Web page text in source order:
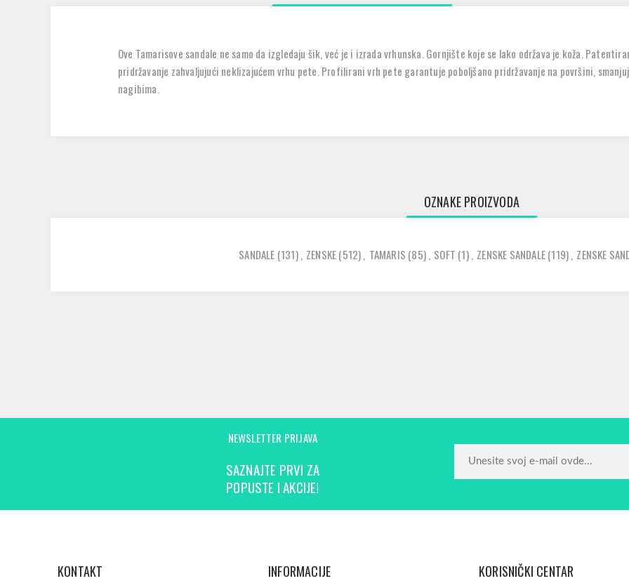
Ove Tamarisove sandale ne samo da izgledaju šik, već je i izrada vrhunska. Gornjište koje se lako održava je koža.
pridržavanje zahvaljujući neklizajućem vrhu pete. Profilirani vrh pete garantuje poboljšano pridržavanje na površini,
nagibima.
OZNAKE PROIZVODA
SANDALE (131), ZENSKE(512), TAMARIS (85), SOFT (1), ZENSKE SANDALE(119), ZENSKE
NEWSLETTER PRIJAVA
SAZNAJTE PRVI ZA
POPUSTE I AKCIJE!
KONTAKT INFORMACIJE KORISNIČKI CENTAR